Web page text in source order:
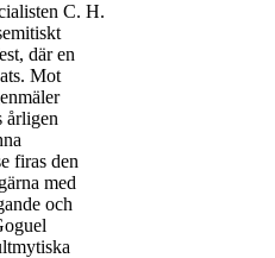
C. H.
där en
Mot
årligen
firas den
med
och